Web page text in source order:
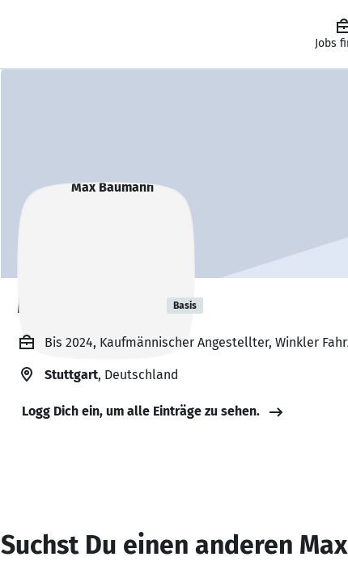
Jobs
Max Baumann Basis
Bis 2024, Kaufmännischer Angestellter, Winkler
Stuttgart, Deutschland
Logg Dich ein, um alle Einträge zu sehen.
Suchst Du einen anderen